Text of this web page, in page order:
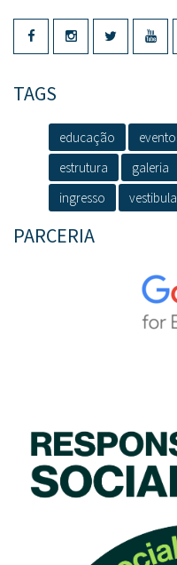
TAGS
educação
estrutura
galeria
ingresso
PARCERIA